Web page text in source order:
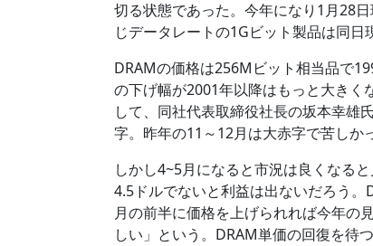
切る状態であった。今年になり1月28
じデータレートの1Gビット製品は同日
DRAMの価格は256Mビット相当品で
の下げ幅が2001年以降はもっと大き
して、同社代表取締役社長の坂本幸雄
字。昨年の11～12月は大赤字で苦しか
しかし4~5月になると市況は良くなる
4.5ドルでないと利益は出ないだろう
月の前半に価格を上げられれば今年の
しい」という。DRAM単価の回復を待